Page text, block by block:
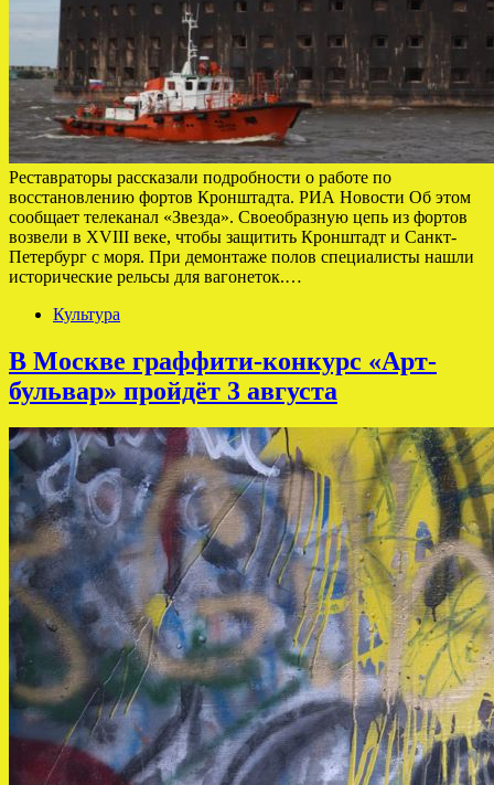
Реставраторы рассказали подробности о работе по
восстановлению фортов Кронштадта. РИА Новости Об этом
сообщает телеканал «Звезда». Своеобразную цепь из фортов
возвели в XVIII веке, чтобы защитить Кронштадт и Санкт-
Петербург с моря. При демонтаже полов специалисты нашли
исторические рельсы для вагонеток.…
Культура
В Москве граффити-конкурс «Арт-
бульвар» пройдёт 3 августа